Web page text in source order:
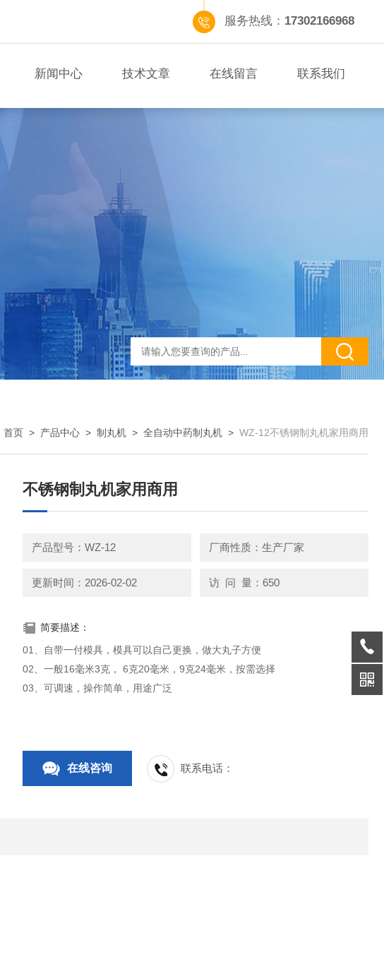
服务热线： 17302166968
新闻中心 技术文章 在线留言 联系我们
首页 > 产品中心 > 制丸机 > 全自动中药制丸机 > WZ-12不锈钢制丸机家用商用
不锈钢制丸机家用商用
产品型号：WZ-12 厂商性质：生产厂家
更新时间：2026-02-02 访 问 量：650
简要描述：
01、自带一付模具，模具可以自己更换，做大丸子方便
02、一般16毫米3克， 6克20毫米，9克24毫米，按需选择
03、可调速，操作简单，用途广泛
在线咨询 联系电话：